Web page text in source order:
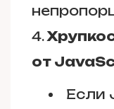
от
Если